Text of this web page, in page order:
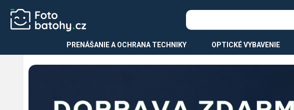
PRENÁŠANIE A OCHRANA TECHNIKY OPTICKÉ VYBAVENIE